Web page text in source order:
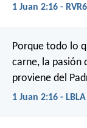
1 Juan 2:16 -
Porque todo lo
carne, la pasión
proviene del
1 Juan 2:16 - LBLA